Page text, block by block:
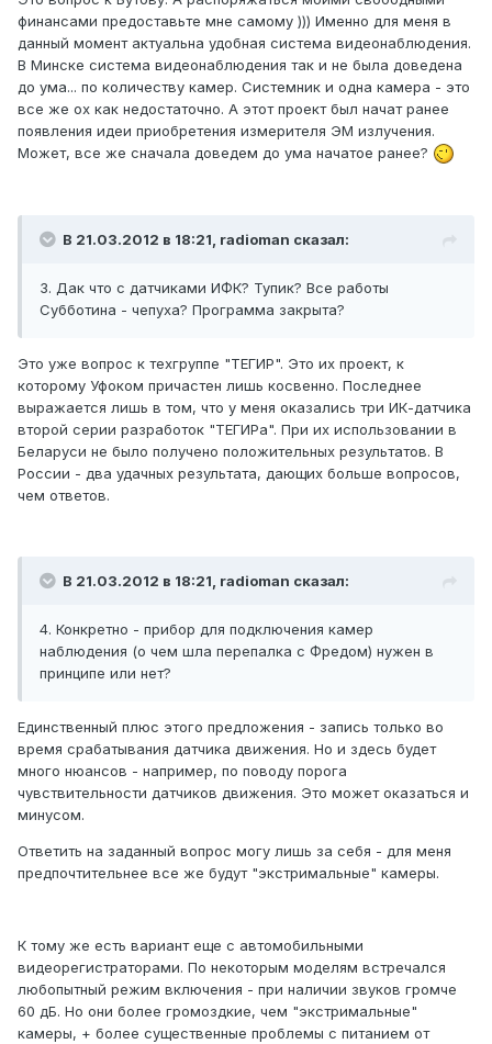
финансами предоставьте мне самому ))) Именно для меня в
данный момент актуальна удобная система видеонаблюдения.
В Минске система видеонаблюдения так и не была доведена
до ума... по количеству камер. Системник и одна камера - это
все же ох как недостаточно. А этот проект был начат ранее
появления идеи приобретения измерителя ЭМ излучения.
Может, все же сначала доведем до ума начатое ранее?
В 21.03.2012 в 18:21, radioman сказал:
3. Дак что с датчиками ИФК? Тупик? Все работы
Субботина - чепуха? Программа закрыта?
Это уже вопрос к техгруппе "ТЕГИР". Это их проект, к
которому Уфоком причастен лишь косвенно. Последнее
выражается лишь в том, что у меня оказались три ИК-датчика
второй серии разработок "ТЕГИРа". При их использовании в
Беларуси не было получено положительных результатов. В
России - два удачных результата, дающих больше вопросов,
чем ответов.
В 21.03.2012 в 18:21, radioman сказал:
4. Конкретно - прибор для подключения камер
наблюдения (о чем шла перепалка с Фредом) нужен в
принципе или нет?
Единственный плюс этого предложения - запись только во
время срабатывания датчика движения. Но и здесь будет
много нюансов - например, по поводу порога
чувствительности датчиков движения. Это может оказаться и
минусом.
Ответить на заданный вопрос могу лишь за себя - для меня
предпочтительнее все же будут "экстримальные" камеры.
К тому же есть вариант еще с автомобильными
видеорегистраторами. По некоторым моделям встречался
любопытный режим включения - при наличии звуков громче
60 дБ. Но они более громоздкие, чем "экстримальные"
камеры, + более существенные проблемы с питанием от